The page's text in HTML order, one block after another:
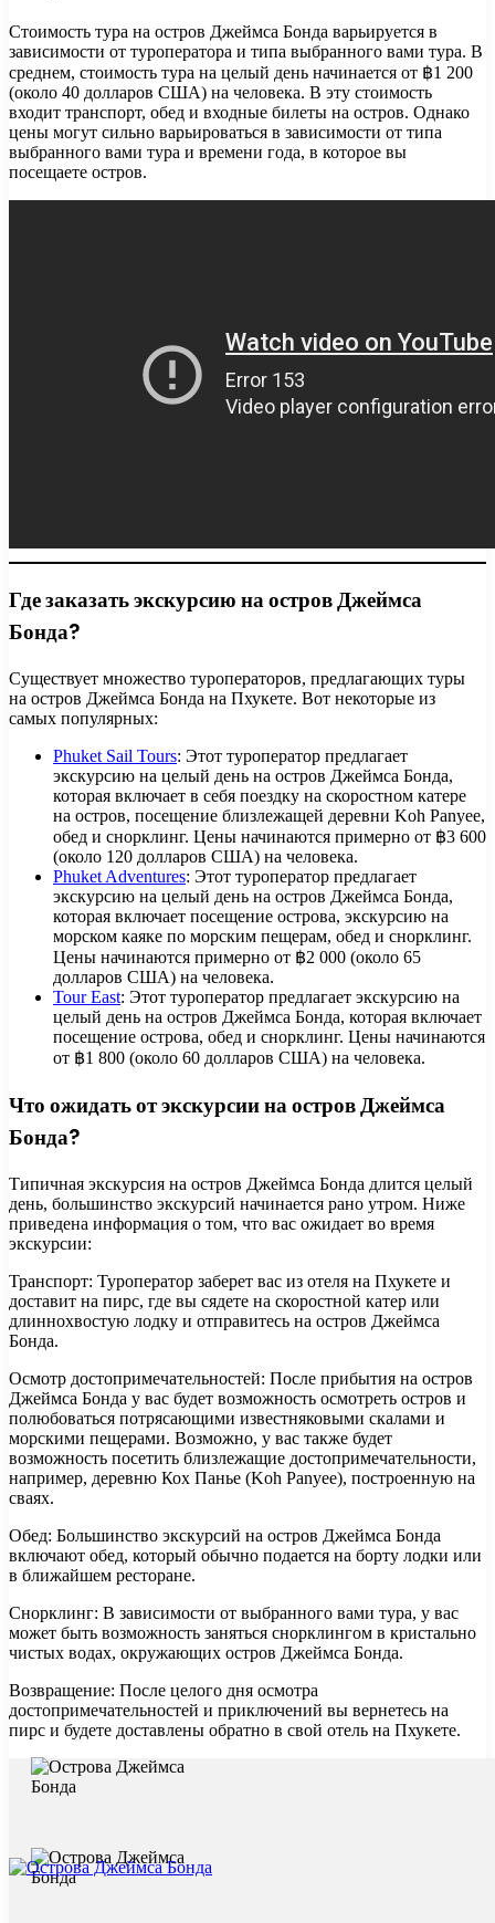
Стоимость тура на остров Джеймса Бонда варьируется в
зависимости от туроператора и типа выбранного вами тура. В
среднем, стоимость тура на целый день начинается от ฿1 200
(около 40 долларов США) на человека. В эту стоимость
входит транспорт, обед и входные билеты на остров. Однако
цены могут сильно варьироваться в зависимости от типа
выбранного вами тура и времени года, в которое вы
посещаете остров.
Где заказать экскурсию на остров Джеймса
Бонда?
Существует множество туроператоров, предлагающих туры
на остров Джеймса Бонда на Пхукете. Вот некоторые из
самых популярных:
Phuket Sail Tours: Этот туроператор предлагает
экскурсию на целый день на остров Джеймса Бонда,
которая включает в себя поездку на скоростном катере
на остров, посещение близлежащей деревни Koh Panyee,
обед и снорклинг. Цены начинаются примерно от ฿3 600
(около 120 долларов США) на человека.
Phuket Adventures: Этот туроператор предлагает
экскурсию на целый день на остров Джеймса Бонда,
которая включает посещение острова, экскурсию на
морском каяке по морским пещерам, обед и снорклинг.
Цены начинаются примерно от ฿2 000 (около 65
долларов США) на человека.
Tour East: Этот туроператор предлагает экскурсию на
целый день на остров Джеймса Бонда, которая включает
посещение острова, обед и снорклинг. Цены начинаются
от ฿1 800 (около 60 долларов США) на человека.
Что ожидать от экскурсии на остров Джеймса
Бонда?
Типичная экскурсия на остров Джеймса Бонда длится целый
день, большинство экскурсий начинается рано утром. Ниже
приведена информация о том, что вас ожидает во время
экскурсии:
Транспорт: Туроператор заберет вас из отеля на Пхукете и
доставит на пирс, где вы сядете на скоростной катер или
длиннохвостую лодку и отправитесь на остров Джеймса
Бонда.
Осмотр достопримечательностей: После прибытия на остров
Джеймса Бонда у вас будет возможность осмотреть остров и
полюбоваться потрясающими известняковыми скалами и
морскими пещерами. Возможно, у вас также будет
возможность посетить близлежащие достопримечательности,
например, деревню Кох Панье (Koh Panyee), построенную на
сваях.
Обед: Большинство экскурсий на остров Джеймса Бонда
включают обед, который обычно подается на борту лодки или
в ближайшем ресторане.
Снорклинг: В зависимости от выбранного вами тура, у вас
может быть возможность заняться снорклингом в кристально
чистых водах, окружающих остров Джеймса Бонда.
Возвращение: После целого дня осмотра
достопримечательностей и приключений вы вернетесь на
пирс и будете доставлены обратно в свой отель на Пхукете.